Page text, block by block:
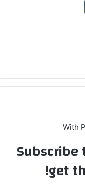
With
get